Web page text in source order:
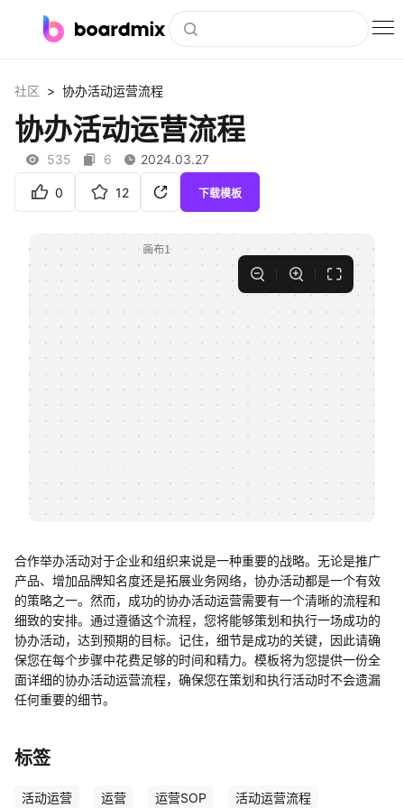
社区资源
下载
客户案例
支持
帮助中心
社区 > 协办活动运营流程
协办活动运营流程
535 6 2024.03.27
0 12 下载模板
合作举办活动对于企业和组织来说是一种重要的战略。无论是推广
产品、增加品牌知名度还是拓展业务网络，协办活动都是一个有效
的策略之一。然而，成功的协办活动运营需要有一个清晰的流程和
细致的安排。通过遵循这个流程，您将能够策划和执行一场成功的
协办活动，达到预期的目标。记住，细节是成功的关键，因此请确
保您在每个步骤中花费足够的时间和精力。模板将为您提供一份全
面详细的协办活动运营流程，确保您在策划和执行活动时不会遗漏
任何重要的细节。
标签
活动运营 运营 运营SOP 活动运营流程